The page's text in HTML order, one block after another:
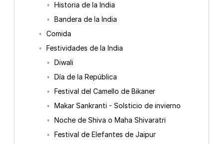
Historia de la India
Bandera de la India
Comida
Festividades de la India
Diwali
Día de la República
Festival del Camello de Bikaner
Makar Sankranti - Solsticio de invierno
Noche de Shiva o Maha Shivaratri
Festival de Elefantes de Jaipur